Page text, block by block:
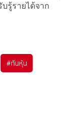
รู้รายได้จาก
#ทันหุ้น